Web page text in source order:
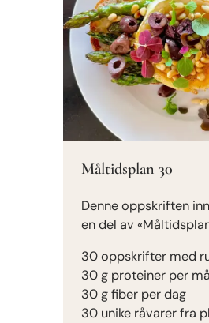
Måltidsplan 30
Denne oppskriften
en del av
30 oppskrifter med
30 g proteiner per
30 g fiber per dag
30 unike råvarer fra